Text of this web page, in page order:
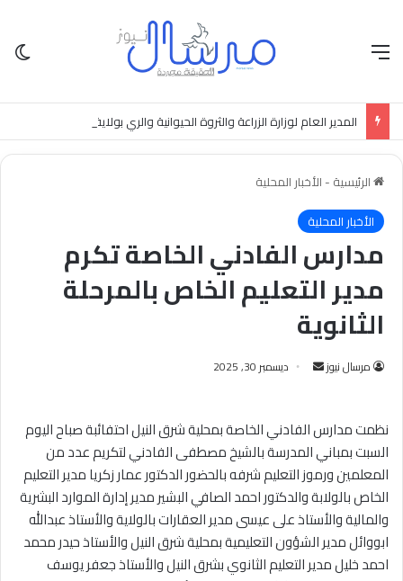
القائمة
الرئيسية - الأخبار المحلية
الأخبار المحلية
مدارس الفادني الخاصة تكرم
مدير التعليم الخاص بالمرحلة
الثانوية
مرسال نيوز
أرسل ديسمبر 30, 2025
نظمت مدارس الفادني الخاصة بمحلية شرق النيل احتفائبة صباح اليوم
السبت بمباني المدرسة بالشيخ مصطفى الفادني لتكريم عدد من
المعلمين ورموز التعليم شرفه بالحضور الدكتور عمار زكريا مدير التعليم
الخاص بالولابة والدكتور احمد الصافي البشير مدير إدارة الموارد البشرية
والمالية والأستاذ على عيسى مدير العقارات بالولاية والأستاذ عبدالله
ابووائل مدير الشؤون التعليمية بمحلية شرق النيل والأستاذ حيدر محمد
احمد خليل مدير التعليم الثانوي بشرق النيل والأستاذ جعفر يوسف